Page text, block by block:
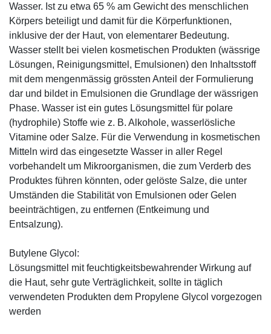
Wasser. Ist zu etwa 65 % am Gewicht des menschlichen
Körpers beteiligt und damit für die Körperfunktionen,
inklusive der der Haut, von elementarer Bedeutung.
Wasser stellt bei vielen kosmetischen Produkten (wässrige
Lösungen, Reinigungsmittel, Emulsionen) den Inhaltsstoff
mit dem mengenmässig grössten Anteil der Formulierung
dar und bildet in Emulsionen die Grundlage der wässrigen
Phase. Wasser ist ein gutes Lösungsmittel für polare
(hydrophile) Stoffe wie z. B. Alkohole, wasserlösliche
Vitamine oder Salze. Für die Verwendung in kosmetischen
Mitteln wird das eingesetzte Wasser in aller Regel
vorbehandelt um Mikroorganismen, die zum Verderb des
Produktes führen könnten, oder gelöste Salze, die unter
Umständen die Stabilität von Emulsionen oder Gelen
beeinträchtigen, zu entfernen (Entkeimung und
Entsalzung).
Butylene Glycol:
Lösungsmittel mit feuchtigkeitsbewahrender Wirkung auf
die Haut, sehr gute Verträglichkeit, sollte in täglich
verwendeten Produkten dem Propylene Glycol vorgezogen
werden